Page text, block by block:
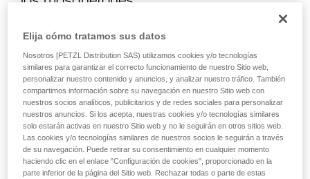
Elija cómo tratamos sus datos
Nosotros [PETZL Distribution SAS) utilizamos cookies y/o tecnologías
similares para garantizar el correcto funcionamiento de nuestro Sitio web,
personalizar nuestro contenido y anuncios, y analizar nuestro tráfico. También
compartimos información sobre su navegación en nuestro Sitio web con
nuestros socios analíticos, publicitarios y de redes sociales para personalizar
nuestros anuncios. Si los acepta, nuestras cookies y/o tecnologías similares
solo estarán activas en nuestro Sitio web y no le seguirán en otros sitios web.
Las cookies y/o tecnologías similares de nuestros socios le seguirán a través
de su navegación. Puede retirar su consentimiento en cualquier momento
haciendo clic en el enlace "Configuración de cookies", proporcionado en la
parte inferior de la página del Sitio web. Rechazar todas o parte de estas